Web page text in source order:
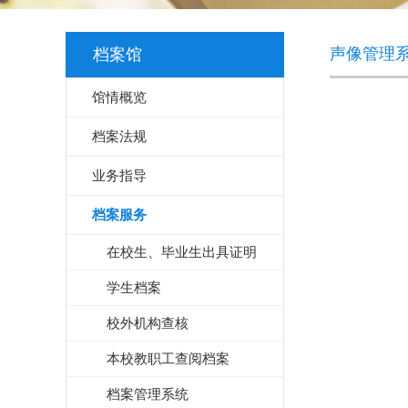
档案馆
馆情概览
档案法规
业务指导
档案服务
在校生、毕业生出具证明
学生档案
校外机构查核
本校教职工查阅档案
档案管理系统
声像管理